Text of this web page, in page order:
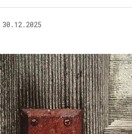
30.12.2025